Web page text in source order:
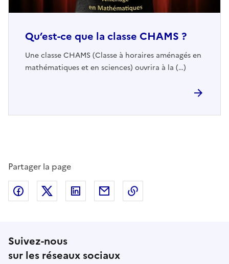
Qu’est-ce que la classe CHAMS ?
Une classe CHAMS (Classe à horaires aménagés en
mathématiques et en sciences) ouvrira à la (…)
Partager la page
Partager sur Facebook
Partager sur Twitter
Partager sur LinkedIn
Partager par email
Suivez-nous
sur les réseaux sociaux